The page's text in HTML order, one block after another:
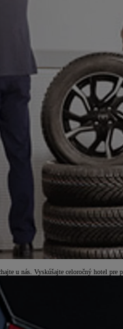
u nás. Vyskúšajte celoročný hotel